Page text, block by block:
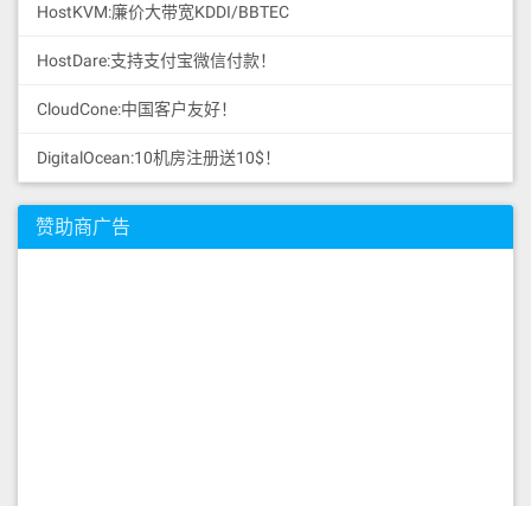
HostKVM:廉价大带宽KDDI/BBTEC
HostDare:支持支付宝微信付款！
CloudCone:中国客户友好！
DigitalOcean:10机房注册送10$！
赞助商广告